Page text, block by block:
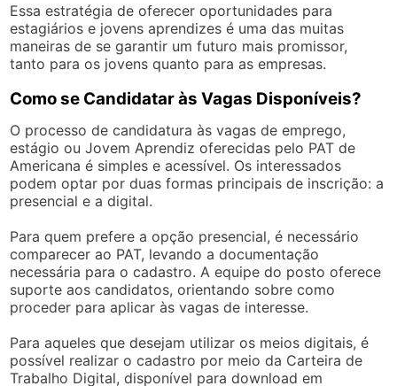
Essa estratégia de oferecer oportunidades para
estagiários e jovens aprendizes é uma das muitas
maneiras de se garantir um futuro mais promissor,
tanto para os jovens quanto para as empresas.
Como se Candidatar às Vagas Disponíveis?
O processo de candidatura às vagas de emprego,
estágio ou Jovem Aprendiz oferecidas pelo PAT de
Americana é simples e acessível. Os interessados
podem optar por duas formas principais de inscrição: a
presencial e a digital.
Para quem prefere a opção presencial, é necessário
comparecer ao PAT, levando a documentação
necessária para o cadastro. A equipe do posto oferece
suporte aos candidatos, orientando sobre como
proceder para aplicar às vagas de interesse.
Para aqueles que desejam utilizar os meios digitais, é
possível realizar o cadastro por meio da Carteira de
Trabalho Digital, disponível para download em